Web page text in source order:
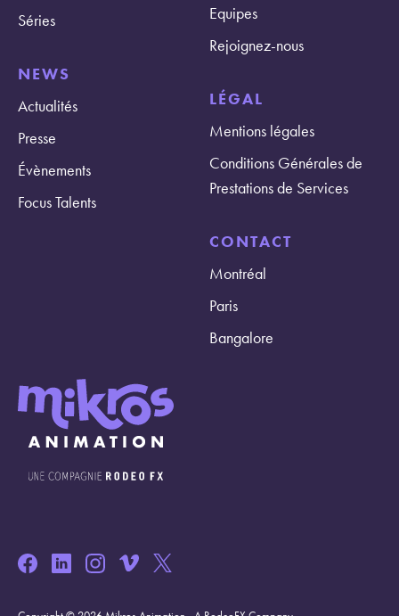
Séries
NEWS
Actualités
Presse
Évènements
Focus Talents
Equipes
Rejoignez-nous
LÉGAL
Mentions légales
Conditions Générales de
Prestations de Services
CONTACT
Montréal
Paris
Bangalore